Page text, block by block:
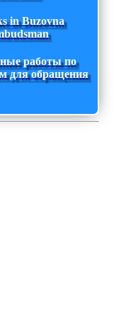
in Buzovna
работы по
для обращения